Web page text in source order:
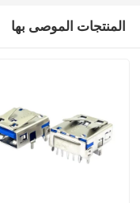
المنتجات الموصى بها